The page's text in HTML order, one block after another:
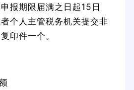
报期限届满之日起15日
个人主管税务机关提交非
印件一个。